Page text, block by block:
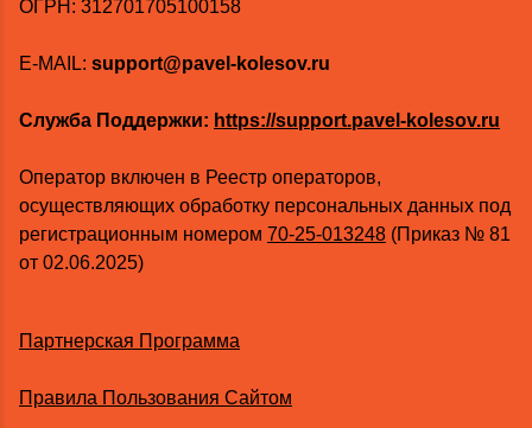
ОГРН: 312701705100158
E-MAIL: support@pavel-kolesov.ru
Служба Поддержки: https://support.pavel-kolesov.ru
Оператор включен в Реестр операторов,
осуществляющих обработку персональных данных под
регистрационным номером 70-25-013248 (Приказ № 81
от 02.06.2025)
Партнерская Программа
Правила Пользования Сайтом